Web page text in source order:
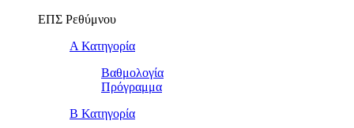
ΕΠΣ Ρεθύμνου
Α Κατηγορία
Βαθμολογία
Πρόγραμμα
Β Κατηγορία